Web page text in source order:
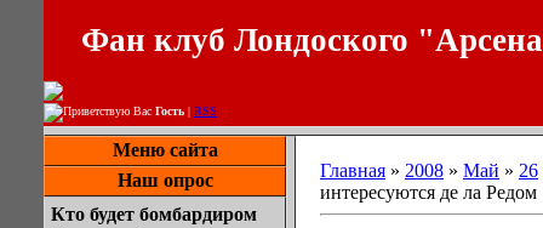
Фан клуб Лондоского
Приветствую Вас Гость | RSS
Меню сайта
Наш опрос
Кто будет бомбардиром
Главная » 2008 » Май » 26
интересуются де ла Редом